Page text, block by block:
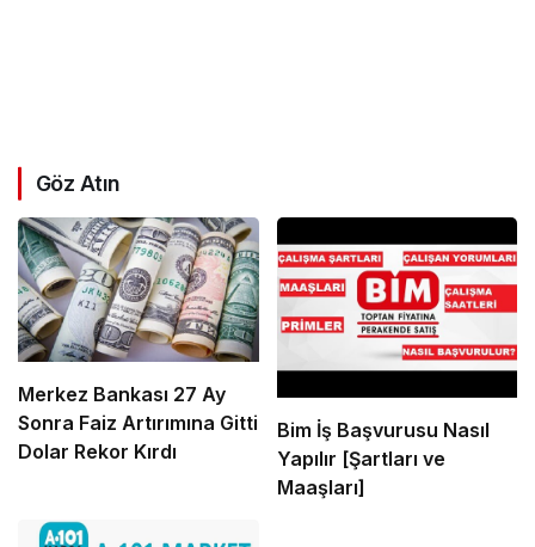
Göz Atın
Merkez Bankası 27 Ay
Sonra Faiz Artırımına Gitti
Dolar Rekor Kırdı
Bim İş Başvurusu Nasıl
Yapılır [Şartları ve
Maaşları]